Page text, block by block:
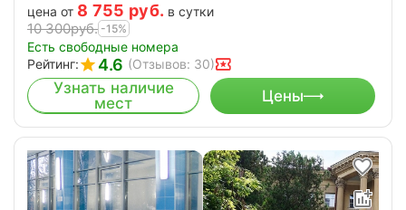
цена от 8 755 руб. в сутки
10 300руб. -15%
Есть свободные номера
Рейтинг:
4.6 (Отзывов: 30)
Узнать наличие
мест
Цены